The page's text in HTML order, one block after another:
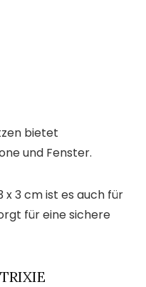
bietet
und Fenster.
x 3 cm ist es auch für
für eine sichere